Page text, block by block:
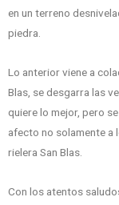
en un terreno
piedra.
Lo anterior viene a
Blas, se desgarra las
quiere lo mejor, pero
afecto no solamente a
rielera San Blas.
Con los atentos